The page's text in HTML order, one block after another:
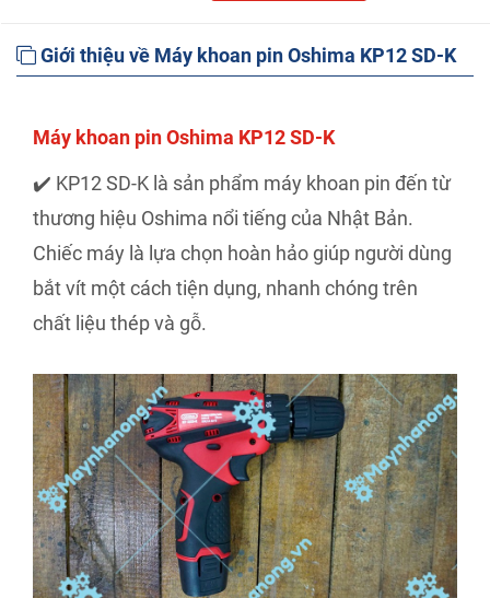
Giới thiệu về Máy khoan pin Oshima KP12 SD-K
Máy khoan pin Oshima KP12 SD-K
✔️ KP12 SD-K là sản phẩm máy khoan pin đến từ
thương hiệu Oshima nổi tiếng của Nhật Bản.
Chiếc máy là lựa chọn hoàn hảo giúp người dùng
bắt vít một cách tiện dụng, nhanh chóng trên
chất liệu thép và gỗ.